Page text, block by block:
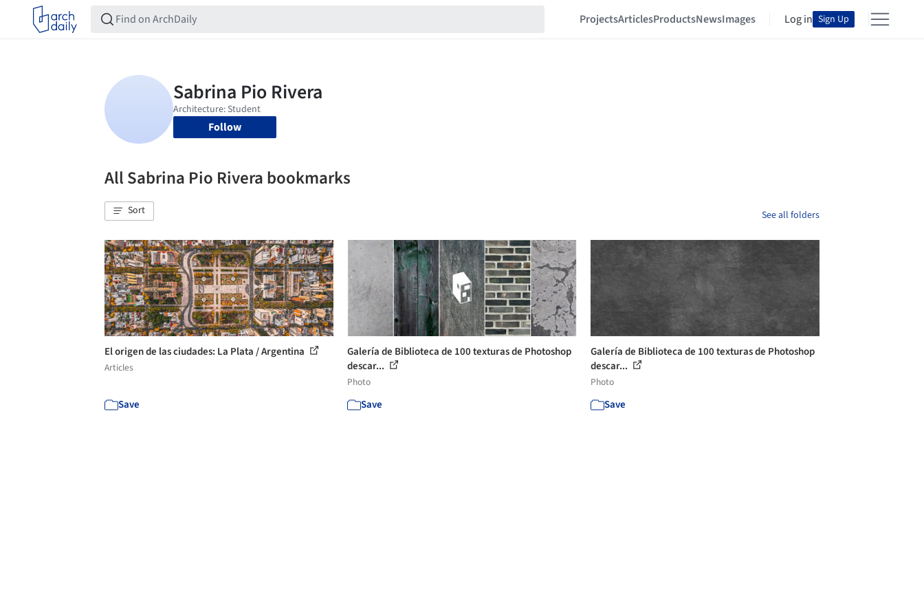
ProjectsArticlesProductsNewsImages Log in Sign Up
Follow
All Sabrina Pio Rivera bookmarks
Sort See all folders
El origen de las ciudades: La Plata / Argentina
Articles
Save
Galería de Biblioteca de 100 texturas de Photoshop
descar...
Photo
Save
Galería de Biblioteca de 100 texturas de Photoshop
descar...
Photo
Save